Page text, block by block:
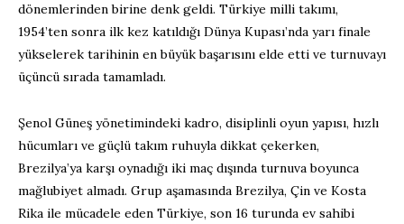
dönemlerinden birine denk geldi. Türkiye milli takımı,
1954’ten sonra ilk kez katıldığı Dünya Kupası’nda yarı finale
yükselerek tarihinin en büyük başarısını elde etti ve turnuvayı
üçüncü sırada tamamladı.
Şenol Güneş yönetimindeki kadro, disiplinli oyun yapısı, hızlı
hücumları ve güçlü takım ruhuyla dikkat çekerken,
Brezilya’ya karşı oynadığı iki maç dışında turnuva boyunca
mağlubiyet almadı. Grup aşamasında Brezilya, Çin ve Kosta
Rika ile mücadele eden Türkiye, son 16 turunda ev sahibi